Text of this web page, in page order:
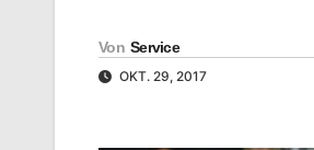
Von Service
OKT. 29, 2017